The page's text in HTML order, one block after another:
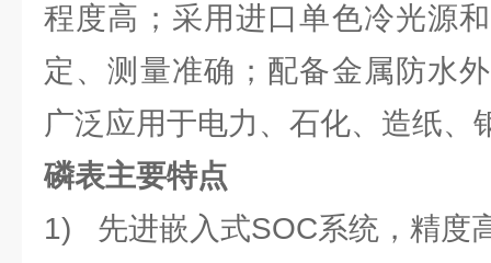
程度高；采用进口单色冷光源
定、测量准确；配备金属防水
广泛应用于电力、石化、造纸、
磷表主要特点
1) 先进嵌入式SOC系统，精度